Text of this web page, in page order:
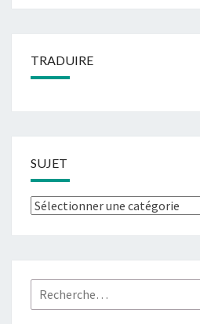
TRADUIRE
SUJET
Sujet
Rechercher :